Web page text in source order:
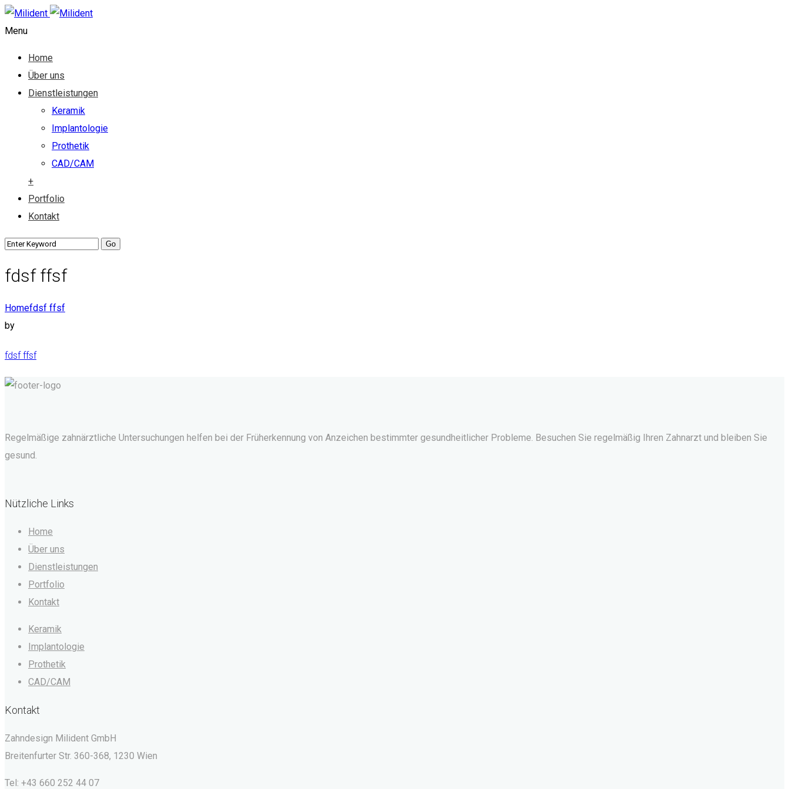
Menu
Home
Über uns
Dienstleistungen
Keramik
Implantologie
Prothetik
CAD/CAM
+
Portfolio
Kontakt
fdsf ffsf
Homefdsf ffsf
by
fdsf ffsf
Regelmäßige zahnärztliche Untersuchungen helfen bei der Früherkennung von Anzeichen bestimmter gesundheitlicher Probleme. Besuchen Sie regelmäßig Ihren Zahnarzt und bleiben Sie
gesund.
Nützliche Links
Home
Über uns
Dienstleistungen
Portfolio
Kontakt
Keramik
Implantologie
Prothetik
CAD/CAM
Kontakt
Zahndesign Milident GmbH
Breitenfurter Str. 360-368, 1230 Wien
Tel: +43 660 252 44 07